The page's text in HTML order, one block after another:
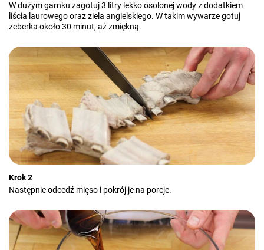
W dużym garnku zagotuj 3 litry lekko osolonej wody z dodatkiem
liścia laurowego oraz ziela angielskiego. W takim wywarze gotuj
żeberka około 30 minut, aż zmiękną.
Krok 2
Następnie odcedź mięso i pokrój je na porcje.